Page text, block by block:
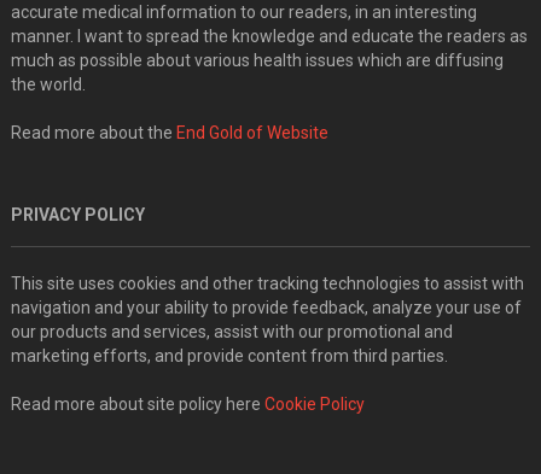
accurate medical information to our readers, in an interesting
manner. I want to spread the knowledge and educate the readers as
much as possible about various health issues which are diffusing
the world.
Read more about the End Gold of Website
PRIVACY POLICY
This site uses cookies and other tracking technologies to assist with
navigation and your ability to provide feedback, analyze your use of
our products and services, assist with our promotional and
marketing efforts, and provide content from third parties.
Read more about site policy here Cookie Policy